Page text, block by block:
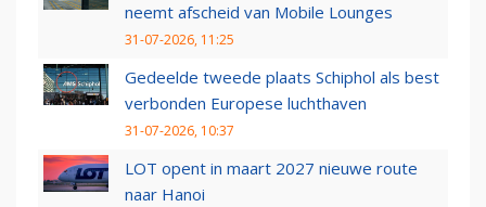
neemt afscheid van Mobile Lounges
31-07-2026, 11:25
Gedeelde tweede plaats Schiphol als best
verbonden Europese luchthaven
31-07-2026, 10:37
LOT opent in maart 2027 nieuwe route
naar Hanoi